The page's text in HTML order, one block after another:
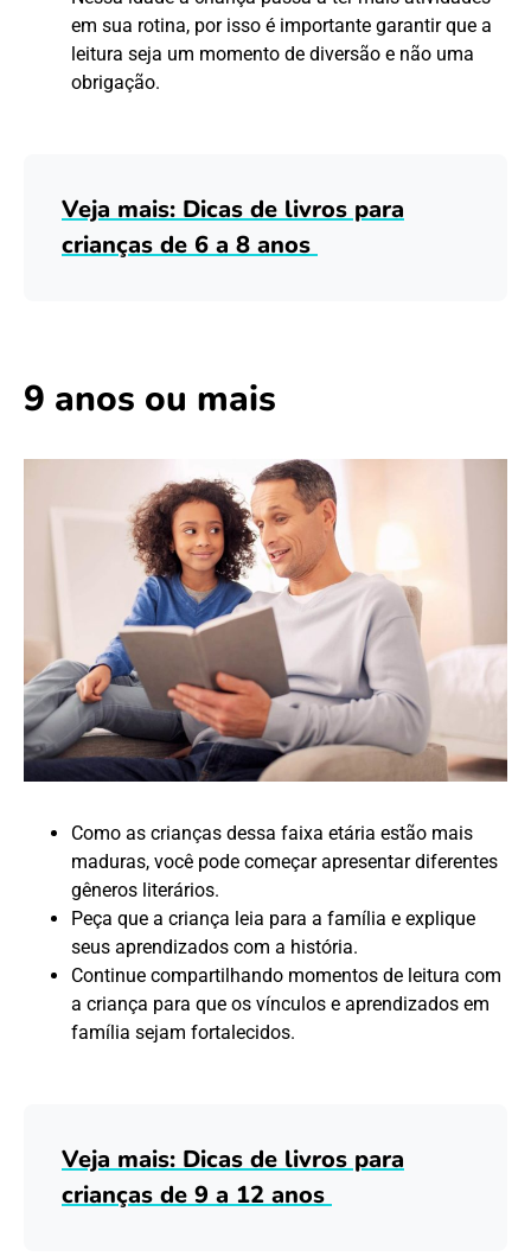
em sua rotina, por isso é importante garantir que a
leitura seja um momento de diversão e não uma
obrigação.
Veja mais: Dicas de livros para
crianças de 6 a 8 anos
9 anos ou mais
Como as crianças dessa faixa etária estão mais
maduras, você pode começar apresentar diferentes
gêneros literários.
Peça que a criança leia para a família e explique
seus aprendizados com a história.
Continue compartilhando momentos de leitura com
a criança para que os vínculos e aprendizados em
família sejam fortalecidos.
Veja mais: Dicas de livros para
crianças de 9 a 12 anos